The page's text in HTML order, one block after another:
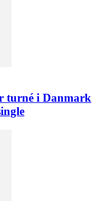
turné i Danmark